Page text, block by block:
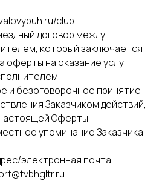
club.
договор между
который заключается
оферты на оказание услуг,
и безоговорочное принятие
Заказчиком действий,
настоящей Оферты.
упоминание Заказчика
электронная почта